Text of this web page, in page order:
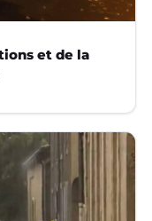
et de la